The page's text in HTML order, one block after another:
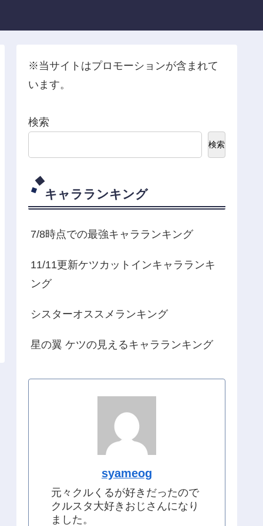
※当サイトはプロモーションが含まれて
います。
検索
検索
キャラランキング
7/8時点での最強キャラランキング
11/11更新ケツカットインキャラランキ
ング
シスターオススメランキング
星の翼 ケツの見えるキャラランキング
syameog
元々クルくるが好きだったので
クルスタ大好きおじさんになり
ました。